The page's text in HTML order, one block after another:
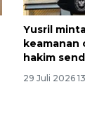
Yusril
keamanan
hakim
29 Juli 2026